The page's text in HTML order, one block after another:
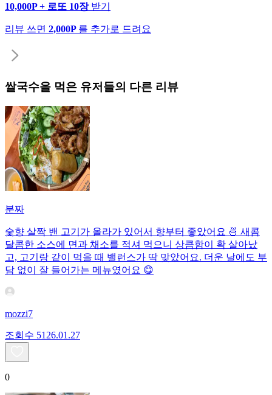
10,000P + 로또 10장 받기
리뷰 쓰면 2,000P 를 추가로 드려요
쌀국수을 먹은 유저들의 다른 리뷰
분짜
숯향 살짝 밴 고기가 올라가 있어서 향부터 좋았어요 🍜 새콤
달콤한 소스에 면과 채소를 적셔 먹으니 상큼함이 확 살아났
고, 고기랑 같이 먹을 때 밸런스가 딱 맞았어요. 더운 날에도 부
담 없이 잘 들어가는 메뉴였어요 😋
mozzi7
조회수 51 26.01.27
0